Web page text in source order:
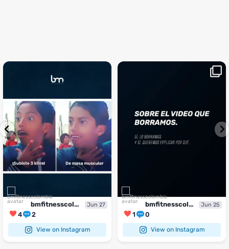
...
4 2
bmfitnesscolombia Jun 27
4 2
View on Instagram
bmfitnesscolombia Jun 25
1 0
View on Instagram